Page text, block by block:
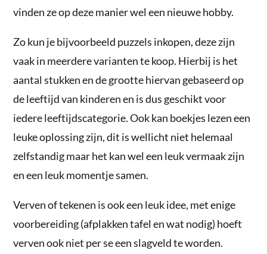
vinden ze op deze manier wel een nieuwe hobby.
Zo kun je bijvoorbeeld puzzels inkopen, deze zijn
vaak in meerdere varianten te koop. Hierbij is het
aantal stukken en de grootte hiervan gebaseerd op
de leeftijd van kinderen en is dus geschikt voor
iedere leeftijdscategorie. Ook kan boekjes lezen een
leuke oplossing zijn, dit is wellicht niet helemaal
zelfstandig maar het kan wel een leuk vermaak zijn
en een leuk momentje samen.
Verven of tekenen is ook een leuk idee, met enige
voorbereiding (afplakken tafel en wat nodig) hoeft
verven ook niet per se een slagveld te worden.